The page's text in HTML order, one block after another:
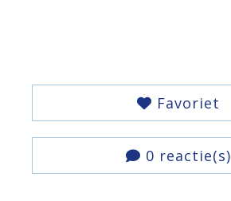
Favoriet
0 reactie(s)